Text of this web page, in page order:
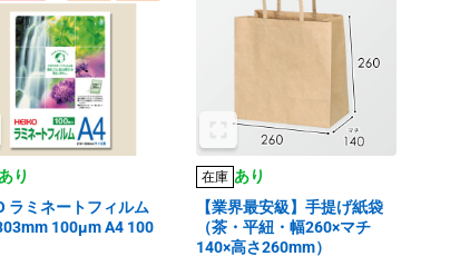
あり
ラミネートフィルム
100μm A4 100
在庫 あり
【業界最安級】手提げ紙袋
（茶・平紐・幅260×マチ
140×高さ260mm）